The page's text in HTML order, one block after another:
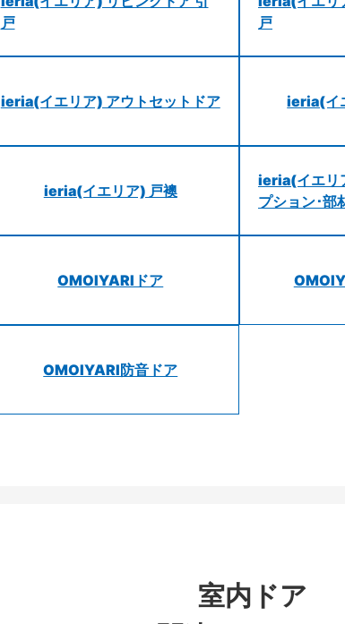
戸
戸
ieria(イエリア) アウトセットドア ieria(イ
ieria(イエリア) 戸襖
ieria(イエリ
プション･部
OMOIYARIドア
OMOIYARI防音ドア
室内ドア